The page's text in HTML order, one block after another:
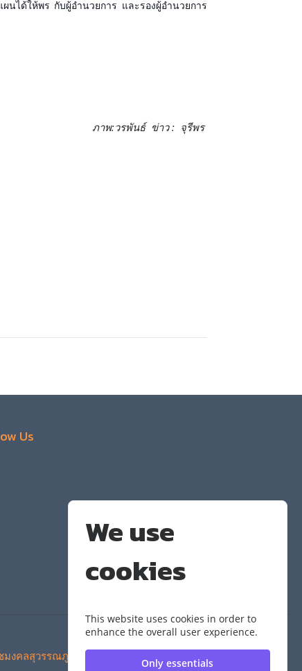
We use
cookies
This website uses cookies in order to
enhance the overall user experience.
Only essentials
ได้ให้พร กับผู้อำนวยการ และรองผู้อำนวยการ
ภาพ:วรพันธ์ ข่าว : จุรีพร
Us
งคลสุวรรณภูมิ